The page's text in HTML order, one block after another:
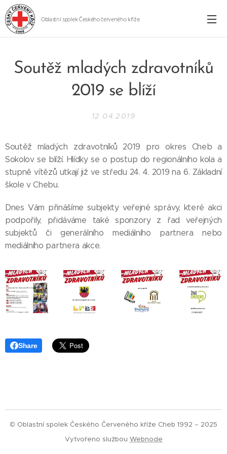
Oblastní spolek Českého červeného kříže
Soutěž mladých zdravotníků
2019 se blíží
12.04.2019
Soutěž mladých zdravotníků 2019 pro okres Cheb a
Sokolov se blíží. Hlídky se o postup do regionálního kola a
stupně vítězů utkají již ve středu 24. 4. 2019 na 6. Základní
škole v Chebu.
Dnes Vám přinášíme subjekty veřejné správy, které akci
podpořily, přidáváme také sponzory z řad veřejných
subjektů či generálního mediálního partnera nebo
mediálního partnera akce.
Share
© Oblastní spolek Českého Červeného kříže Cheb 1992 – 2025
Vytvořeno službou Webnode